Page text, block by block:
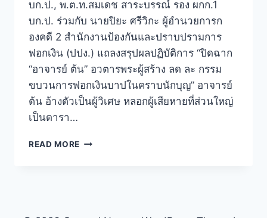
บก.ป., พ.ต.ท.สมเดช สาระบรรณ์ รอง ผกก.1
บก.ป. ร่วมกับ นายปิยะ ศรีวิกะ ผู้อำนวยการก
องคดี 2 สำนักงานป้องกันและปราบปรามการ
ฟอกเงิน (ปปง.) แถลงสรุปผลปฏิบัติการ “ปิดฉาก
“อาจารย์ ต้น” อวตารพระผู้สร้าง ลด ละ กรรม
ขบวนการฟอกเงินบาปในคราบนักบุญ” อาจารย์
ต้น อ้างตัวเป็นผู้วิเศษ หลอกผู้เสียหายที่ส่วนใหญ่
เป็นดารา…
READ MORE